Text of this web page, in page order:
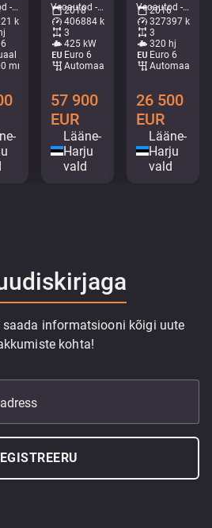
Veoautod - Metsaveok • M572-7733
km
mm
Veoautod - Kraanaga kallur • M250-6011
2018
406884 km
3
425 kW
Euro 6
Automaat
57 900
EUR
Lääne-
Harju
vald
Veoautod - Külmik • M714-0584
2016
327397 km
3
320 hj
Euro 6
Automaat
26 500
EUR
Lääne-
Harju
vald
informatsiooni kõigi uute
kohta!